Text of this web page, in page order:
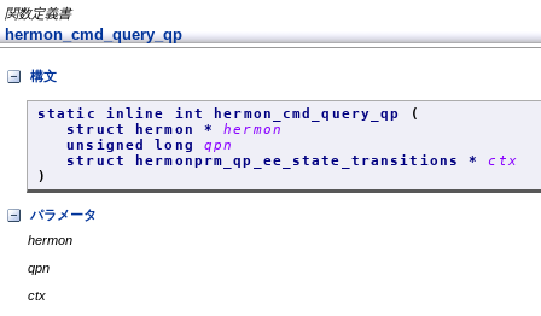
関数定義書
hermon_cmd_query_qp
構文
static inline int hermon_cmd_query_qp
(
struct hermon *hermon
unsigned long qpn
struct hermonprm_qp_ee_state_transitions *ctx
)
パラメータ
hermon
qpn
ctx